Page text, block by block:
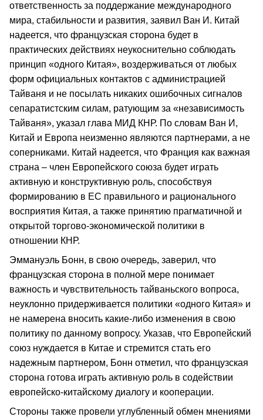
ответственность за поддержание международного
мира, стабильности и развития, заявил Ван И. Китай
надеется, что французская сторона будет в
практических действиях неукоснительно соблюдать
принцип «одного Китая», воздерживаться от любых
форм официальных контактов с администрацией
Тайваня и не посылать никаких ошибочных сигналов
сепаратистским силам, ратующим за «независимость
Тайваня», указал глава МИД КНР. По словам Ван И,
Китай и Европа неизменно являются партнерами, а не
соперниками. Китай надеется, что Франция как важная
страна – член Европейского союза будет играть
активную и конструктивную роль, способствуя
формированию в ЕС правильного и рационального
восприятия Китая, а также принятию прагматичной и
открытой торгово-экономической политики в
отношении КНР.
Эммануэль Бонн, в свою очередь, заверил, что
французская сторона в полной мере понимает
важность и чувствительность тайваньского вопроса,
неуклонно придерживается политики «одного Китая» и
не намерена вносить какие-либо изменения в свою
политику по данному вопросу. Указав, что Европейский
союз нуждается в Китае и стремится стать его
надежным партнером, Бонн отметил, что французская
сторона готова играть активную роль в содействии
европейско-китайскому диалогу и кооперации.
Стороны также провели углубленный обмен мнениями